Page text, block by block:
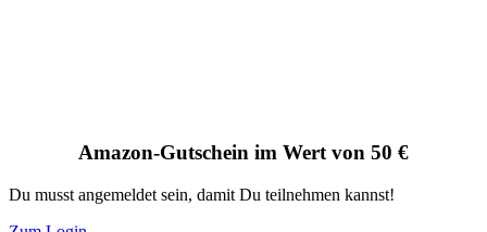
Amazon-Gutschein im Wert von 50 €
Du musst angemeldet sein, damit Du teilnehmen kannst!